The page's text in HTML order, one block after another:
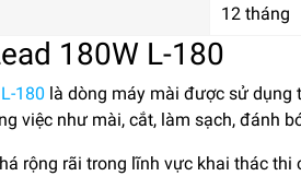
12 tháng
180W L-180
180 là dòng máy mài được sử
việc như mài, cắt, làm sạch, đánh
rộng rãi trong lĩnh vực khai thác